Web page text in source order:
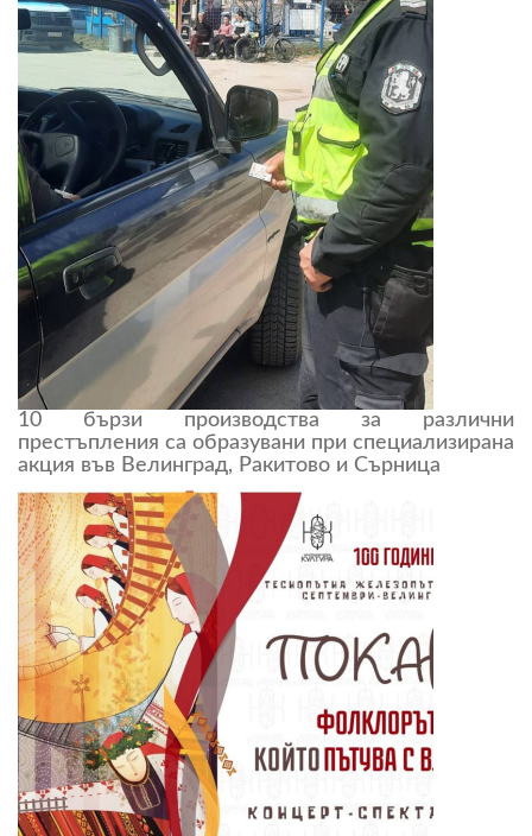
10 бързи производства за различни
престъпления са образувани при специализирана
акция във Велинград, Ракитово и Сърница